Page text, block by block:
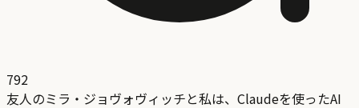
792
友人のミラ・ジョヴォヴィッチと私は、Claudeを使ったAI